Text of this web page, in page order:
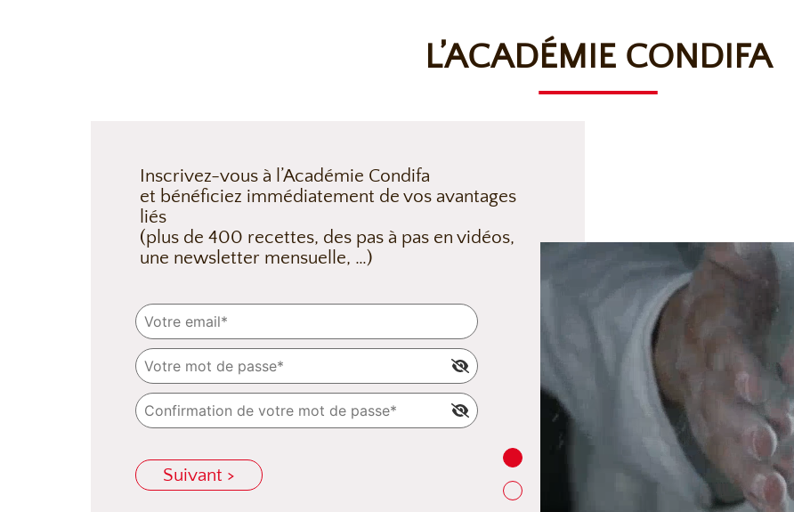
L’ACADÉMIE CONDIFA
Inscrivez-vous à l’Académie Condifa
et bénéficiez immédiatement de vos avantages
liés
(plus de 400 recettes, des pas à pas en vidéos,
une newsletter mensuelle, …)
Suivant >